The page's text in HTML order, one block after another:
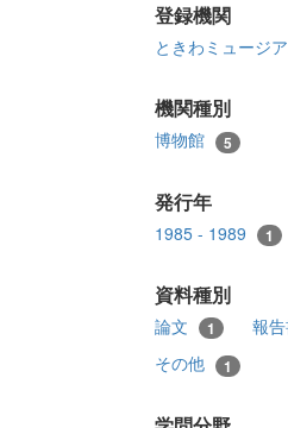
登録機関
ときわミュージ
機関種別
博物館 5
発行年
1985 - 1989 1
資料種別
論文 1 報
その他
1